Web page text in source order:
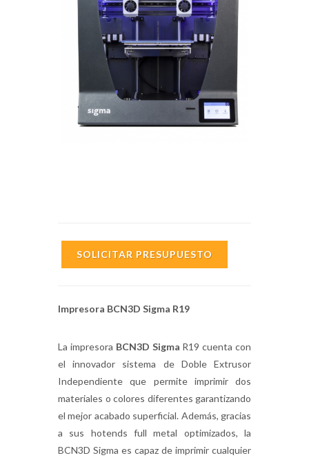
SOLICITAR PRESUPUESTO
Impresora BCN3D Sigma R19
La impresora BCN3D Sigma R19 cuenta con
el innovador sistema de Doble Extrusor
Independiente que permite imprimir dos
materiales o colores diferentes garantizando
el mejor acabado superficial. Además, gracias
a sus hotends full metal optimizados, la
BCN3D Sigma es capaz de imprimir cualquier